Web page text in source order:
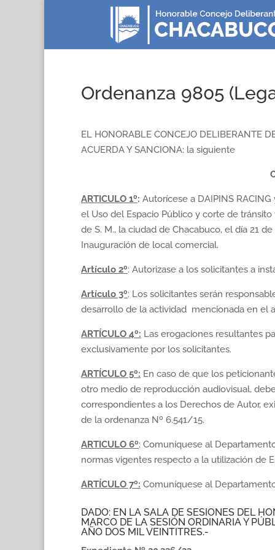
Ordenanza 9805
EL HONORABLE CONCEJO DELIBERANTE
ACUERDA Y SANCIONA: la siguiente
ARTICULO 1º: Autorícese a DAIPINS
el Uso del Espacio Público y corte de
de S. M., la ciudad de Chacabuco, el día 21
Inauguración de local comercial.
Artículo 2º: Autorizase a los solicitantes a
Artículo 3º: Los solicitantes serán
desarrollo de la actividad mencionada en el
ARTÍCULO 4º: Las erogaciones resultantes
exclusivamente por los solicitantes.
ARTÍCULO 5º: En caso de que los
otro medio de reproducción audiovisual,
correspondientes a los Derechos de Autor,
de la ordenanza Nº 6.541/15.
ARTICULO 6º: Comuníquese al
normas vigentes respecto a la utilización de
ARTÍCULO 7º: Comuníquese al
DADO: EN LA SALA DE SESIONES DEL
MARCO DE LA SESIÓN ORDINARIA Y
AÑO DOS MIL VEINTITRES.-